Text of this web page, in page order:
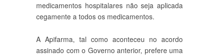
medicamentos hospitalares não seja aplicada
cegamente a todos os medicamentos.
A Apifarma, tal como aconteceu no acordo
assinado com o Governo anterior, prefere uma